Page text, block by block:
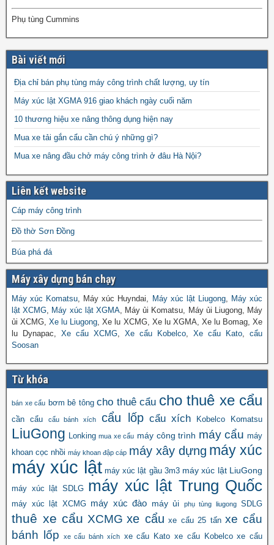
Phụ tùng Cummins
Bài viết mới
Địa chỉ bán phụ tùng máy công trình chất lượng, uy tín
Máy xúc lật XGMA 916 giao khách ngày cuối năm
10 thương hiệu xe nâng thông dụng hiện nay
Mua xe tải gắn cẩu cần chú ý những gì?
Mua xe nâng đầu chở máy công trình ở đâu Hà Nội?
Liên kết website
Cáp máy công trình
Đồ thờ Sơn Đồng
Búa phá đá
Máy xây dựng bán chạy
Máy xúc Komatsu , Máy xúc Huyndai, Máy xúc lật Liugong, Máy xúc
lật XCMG Máy xúc lật XGMA, Máy ủi Komatsu, Máy ủi Liugong, Máy
ủi XCMG,Xe lu Liugong , Xe lu XCMG, Xe lu XGMA, Xe lu Bomag, Xe
lu Dynapac, Xe cẩu XCMG Xe cẩu Kobelco Xe cẩu Kato
cẩu
Soosan
Từ khóa
bán xe cẩu bơm bê tông cho thuê cẩu cho thuê xe cẩu
cần cẩu cẩu bánh xích cẩu lốp cẩu xích Kobelco Komatsu
LiuGong Lonking mua xe cẩu máy công trình máy cẩu máy
khoan cọc nhồi máy khoan đập cáp máy xây dựng máy xúc
máy xúc lật máy xúc lật gầu 3m3 máy xúc lật LiuGong
máy xúc lật SDLG máy xúc lật Trung Quốc
máy xúc lật XCMG máy xúc đào máy ủi phụ tùng liugong SDLG
thuê xe cẩu XCMG xe cẩu xe cẩu 25 tấn xe cẩu
bánh lốp
xe cẩu bánh xích xe cẩu Kato xe cẩu Kobelco xe cẩu